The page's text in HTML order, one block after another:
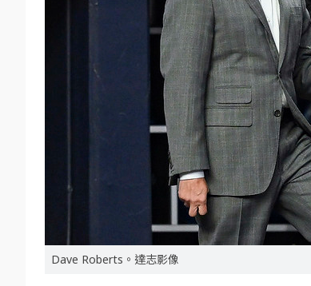
Dave Roberts。達志影像